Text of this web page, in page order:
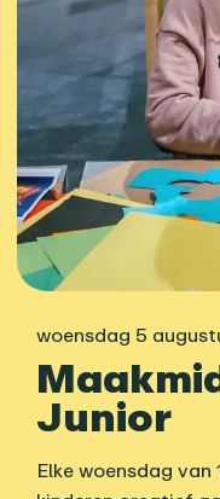
woensdag 5
Junior
Elke woensdag